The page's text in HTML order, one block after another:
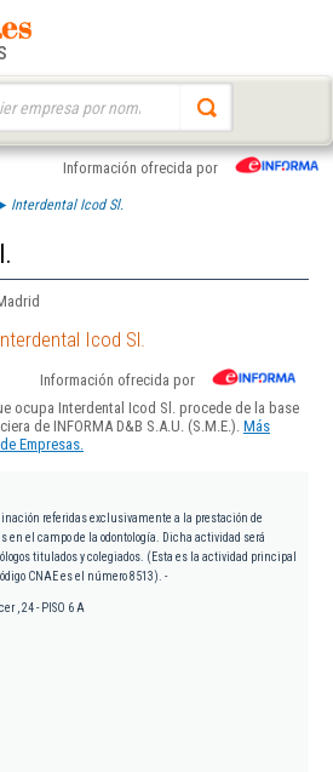
Información ofrecida por
Interdental Icod Sl.
Icod Sl.
Información ofrecida por
ocupa Interdental Icod Sl. procede de la base
de INFORMA D&B S.A.U. (S.M.E.). Más
Empresas.
referidas exclusivamente a la prestación de
en el campo de la odontología. Dicha actividad será
titulados y colegiados. (Esta es la actividad principal
CNAE es el número 8513). -
, 24 - PISO 6 A